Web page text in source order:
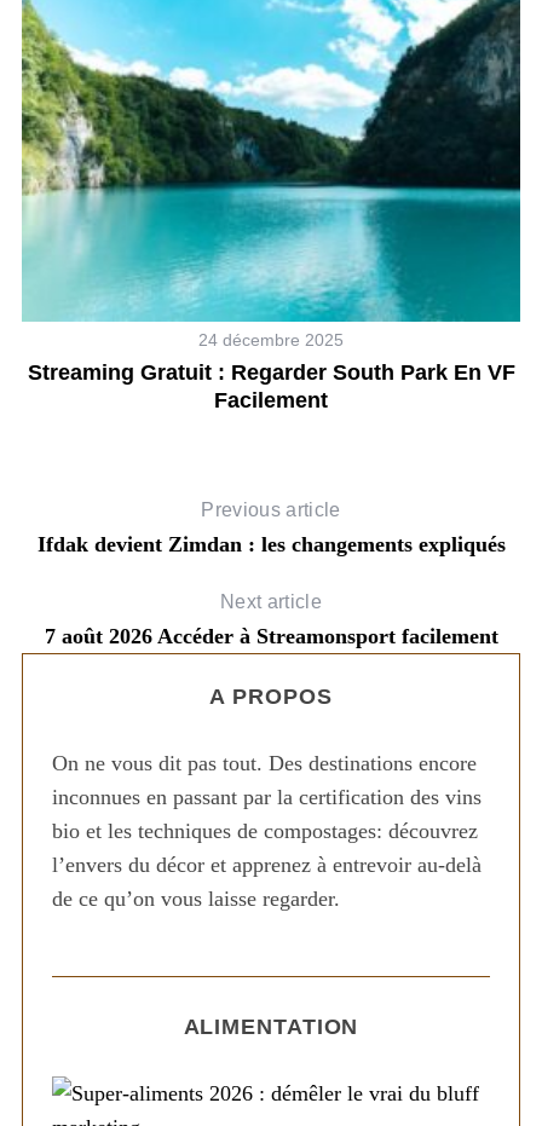
24 décembre 2025
Streaming Gratuit : Regarder South Park En VF
Facilement
Previous article
Ifdak devient Zimdan : les changements expliqués
Next article
7 août 2026 Accéder à Streamonsport facilement
A PROPOS
On ne vous dit pas tout. Des destinations encore
inconnues en passant par la certification des vins
bio et les techniques de compostages: découvrez
l’envers du décor et apprenez à entrevoir au-delà
de ce qu’on vous laisse regarder.
ALIMENTATION